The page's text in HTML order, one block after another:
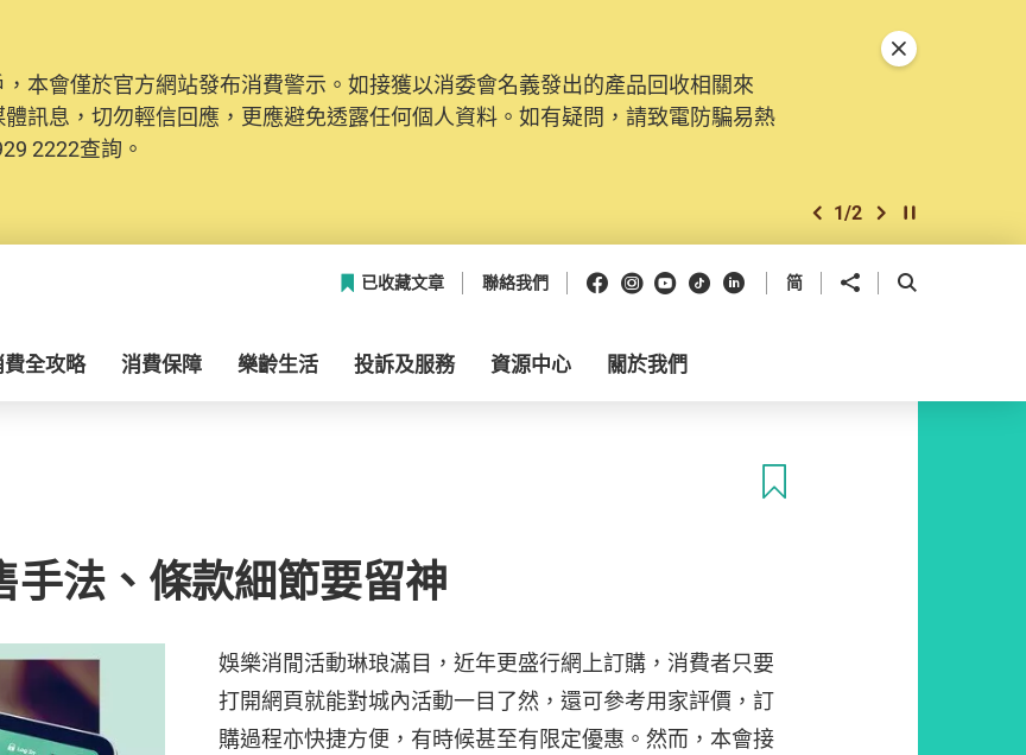
本會僅於官方網站發布消費警示。如接獲以消委會名義發出的產品回收相關來
訊息，切勿輕信回應，更應避免透露任何個人資料。如有疑問，請致電防騙易熱
2222查詢。
上一個
1/2 下一個開始/暫停幻燈
關閉特別通告
已收藏文章 聯絡我們 Facebook
Instagram
Youtube
抖音領英 简 分享到 開啟搜尋框
全攻略 消費保障 樂齡生活 投訴及服務 資源中心 關於我們
手法、條款細節要留神
娛樂消閒活動琳琅滿目，近年更盛行網上訂購，消費者只要
打開網頁就能對城內活動一目了然，還可參考用家評價，訂
購過程亦快捷方便，有時候甚至有限定優惠。然而，本會接